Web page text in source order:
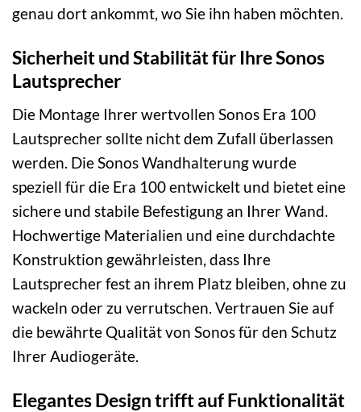
genau dort ankommt, wo Sie ihn haben möchten.
Sicherheit und Stabilität für Ihre Sonos
Lautsprecher
Die Montage Ihrer wertvollen Sonos Era 100
Lautsprecher sollte nicht dem Zufall überlassen
werden. Die Sonos Wandhalterung wurde
speziell für die Era 100 entwickelt und bietet eine
sichere und stabile Befestigung an Ihrer Wand.
Hochwertige Materialien und eine durchdachte
Konstruktion gewährleisten, dass Ihre
Lautsprecher fest an ihrem Platz bleiben, ohne zu
wackeln oder zu verrutschen. Vertrauen Sie auf
die bewährte Qualität von Sonos für den Schutz
Ihrer Audiogeräte.
Elegantes Design trifft auf Funktionalität